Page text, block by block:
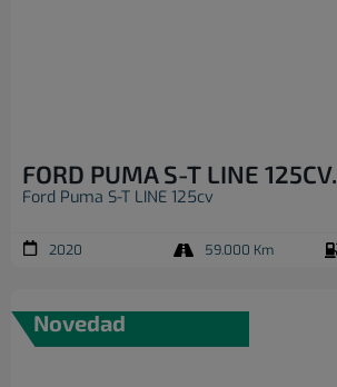
FORD PUMA S-T LINE 125CV.
Ford Puma S-T LINE 125cv
2020 59.000 Km
Novedad